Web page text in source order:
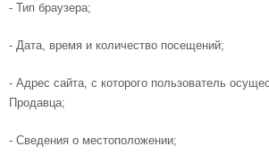
- Тип браузера;
- Дата, время и количество посещений;
- Адрес сайта, с которого пользователь
Продавца;
- Сведения о местоположении;